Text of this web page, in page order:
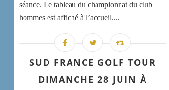
séance. Le tableau du championnat du club
hommes est affiché à l’accueil....
SUD FRANCE GOLF TOUR
DIMANCHE 28 JUIN À